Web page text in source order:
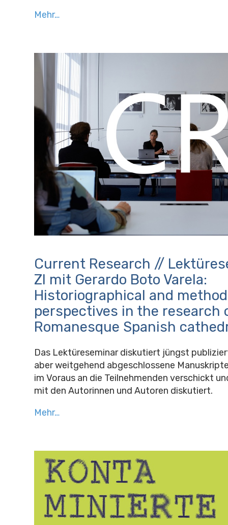
Mehr…
Current Research //
ZI mit Gerardo Boto Varela:
Historiographical and
perspectives in the research
Romanesque Spanish
Das Lektüreseminar diskutiert jüngst
aber weitgehend abgeschlossene
im Voraus an die Teilnehmenden verschickt
mit den Autorinnen und Autoren diskutiert.
Mehr…